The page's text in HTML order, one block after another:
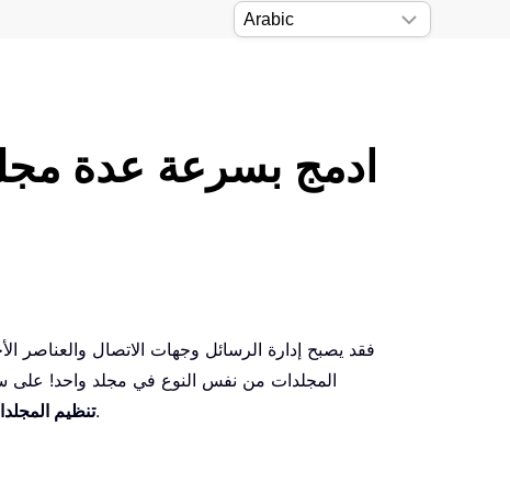
ادمج بسرعة عدة
المجلدات من نفس النوع في مجلد واحد! على
تنظيم، يمكنك دمج عدة مجلدات من نفس النوع من حسابات مختلفة في مجلد واحد بسرعة وسهولة.